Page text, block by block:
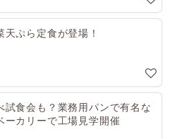
ぷら定食が登場！
試食会も？業務用パンで有名な
ーカリーで工場見学開催